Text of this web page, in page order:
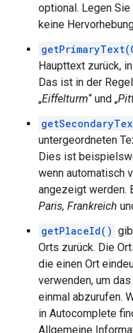
optional. Legen Sie
keine
Haupttext zurück,
Das ist in der
„Eiffelturm“ und „
untergeordneten
Dies ist
wenn automatisch
angezeigt werden.
Paris, Frankreich
getPlaceId()
Orts zurück. Die
die einen Ort
verwenden, um das
einmal abzurufen.
in Autocomplete
Allgemeine